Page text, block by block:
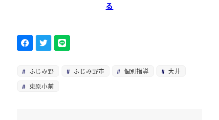
る
ふじみ野 ふじみ野市 個別指導
大井
東原小前